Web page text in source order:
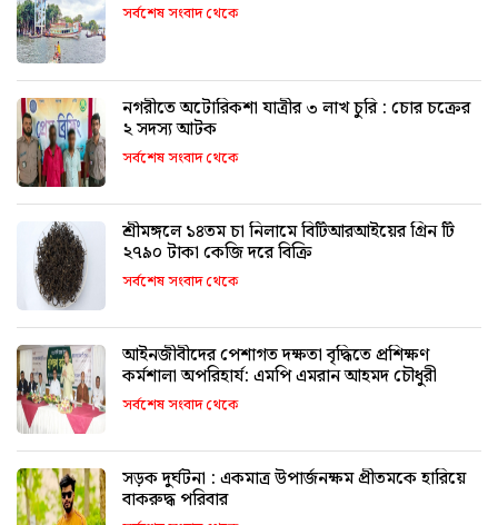
সর্বশেষ সংবাদ থেকে
নগরীতে অটোরিকশা যাত্রীর ৩ লাখ চুরি : চোর চক্রের
২ সদস্য আটক
সর্বশেষ সংবাদ থেকে
শ্রীমঙ্গলে ১৪তম চা নিলামে বিটিআরআইয়ের গ্রিন টি
২৭৯০ টাকা কেজি দরে বিক্রি
সর্বশেষ সংবাদ থেকে
আইনজীবীদের পেশাগত দক্ষতা বৃদ্ধিতে প্রশিক্ষণ
কর্মশালা অপরিহার্য: এমপি এমরান আহমদ চৌধুরী
সর্বশেষ সংবাদ থেকে
সড়ক দুর্ঘটনা : একমাত্র উপার্জনক্ষম প্রীতমকে হারিয়ে
বাকরুদ্ধ পরিবার